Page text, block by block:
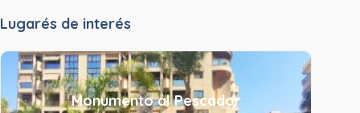
Lugarés de interés
Monumento al Pescador